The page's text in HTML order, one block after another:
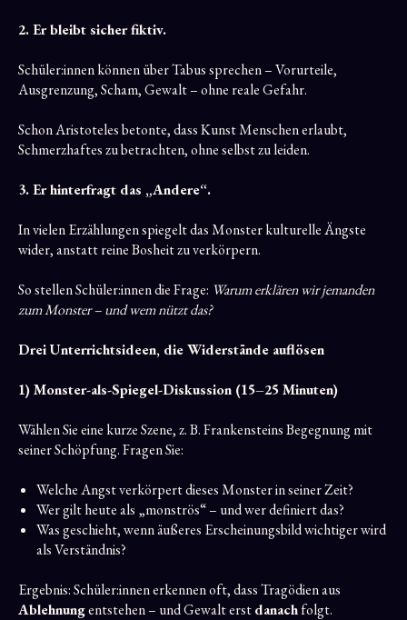
2. Er bleibt sicher fiktiv.
Schüler:innen können über Tabus sprechen – Vorurteile,
Ausgrenzung, Scham, Gewalt – ohne reale Gefahr.
Schon Aristoteles betonte, dass Kunst Menschen erlaubt,
Schmerzhaftes zu betrachten, ohne selbst zu leiden.
3. Er hinterfragt das „Andere“.
In vielen Erzählungen spiegelt das Monster kulturelle Ängste
wider, anstatt reine Bosheit zu verkörpern.
So stellen Schüler:innen die Frage: Warum erklären wir jemanden
zum Monster – und wem nützt das?
Drei Unterrichtsideen, die Widerstände auflösen
1) Monster-als-Spiegel-Diskussion (15–25 Minuten)
Wählen Sie eine kurze Szene, z. B. Frankensteins Begegnung mit
seiner Schöpfung. Fragen Sie:
Welche Angst verkörpert dieses Monster in seiner Zeit?
Wer gilt heute als „monströs“ – und wer definiert das?
Was geschieht, wenn äußeres Erscheinungsbild wichtiger wird
als Verständnis?
Ergebnis: Schüler:innen erkennen oft, dass Tragödien aus
Ablehnungentstehen – und Gewalt erstdanachfolgt.